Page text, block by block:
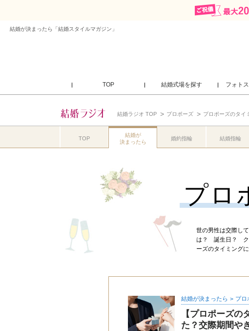
結婚が決まったら「結婚スタイルマガジン」
TOP 結婚式場を探す フォト
結婚ラジオ TOP プロポーズ プロポーズのタイ
TOP
結婚が
決まったら
婚約指輪 結婚指輪
プロ
世の男性は交際し
は？ 誕生日？ ク
ーズのタイミング
結婚が決まったら プロ
【プロポーズの
た？交際期間や